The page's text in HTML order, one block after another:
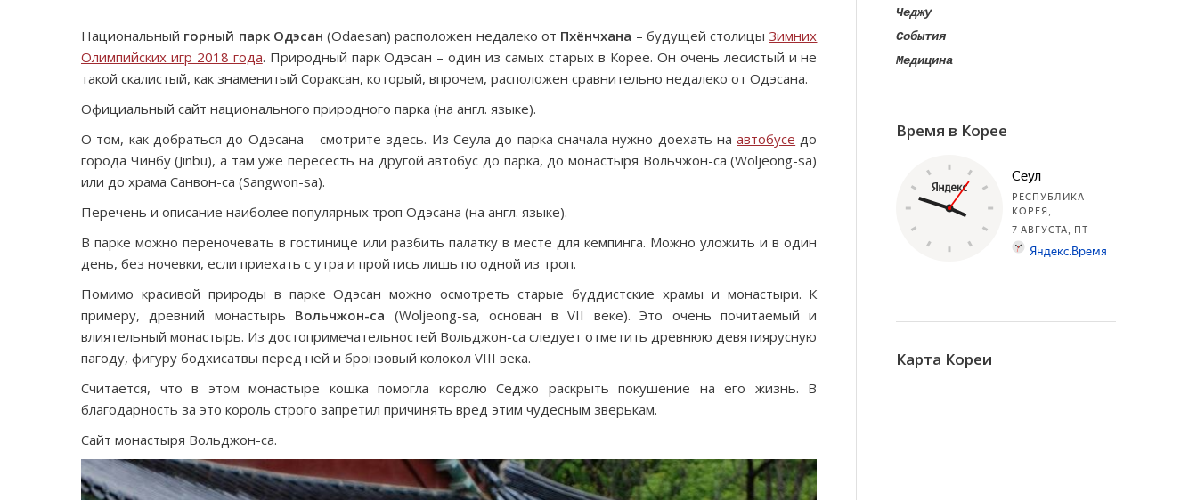
Национальный горный парк Одэсан (Odaesan) расположен недалеко от Пхёнчхана – будущей столицыЗимних
Олимпийских игр 2018 года. Природный парк Одэсан – один из самых старых в Корее. Он очень лесистый и не
такой скалистый, как знаменитый Сораксан, который, впрочем, расположен сравнительно недалеко от Одэсана.
Официальный сайт национального природного парка (на англ. языке).
О том, как добраться до Одэсана – смотрите здесь. Из Сеула до парка сначала нужно доехать наавтобусе до
города Чинбу (Jinbu), а там уже пересесть на другой автобус до парка, до монастыря Вольчжон-са (Woljeong-sa)
или до храма Санвон-са (Sangwon-sa).
Перечень и описание наиболее популярных троп Одэсана (на англ. языке).
В парке можно переночевать в гостинице или разбить палатку в месте для кемпинга. Можно уложить и в один
день, без ночевки, если приехать с утра и пройтись лишь по одной из троп.
Помимо красивой природы в парке Одэсан можно осмотреть старые буддистские храмы и монастыри. К
примеру, древний монастырь Вольчжон-са (Woljeong-sa, основан в VII веке). Это очень почитаемый и
влиятельный монастырь. Из достопримечательностей Вольджон-са следует отметить древнюю девятиярусную
пагоду, фигуру бодхисатвы перед ней и бронзовый колокол VIII века.
Считается, что в этом монастыре кошка помогла королю Седжо раскрыть покушение на его жизнь. В
благодарность за это король строго запретил причинять вред этим чудесным зверькам.
Сайт монастыря Вольджон-са.
Чеджу
События
Медицина
Время в Корее
Карта Кореи